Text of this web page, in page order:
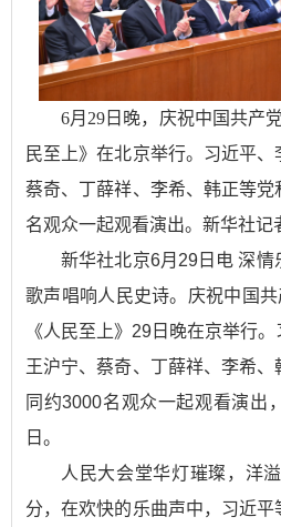
6月29日晚，庆祝中国共产
民至上》在北京举行。习近平、
蔡奇、丁薛祥、李希、韩正等党
名观众一起观看演出。新华社记
新华社北京6月29日电 深情
歌声唱响人民史诗。庆祝中国
《人民至上》29日晚在京举行
王沪宁、蔡奇、丁薛祥、李希、
同约3000名观众一起观看演出
日。
人民大会堂华灯璀璨，洋
分，在欢快的乐曲声中，习近